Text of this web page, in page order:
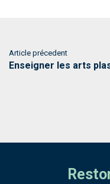
Article précedent
Enseigner les arts